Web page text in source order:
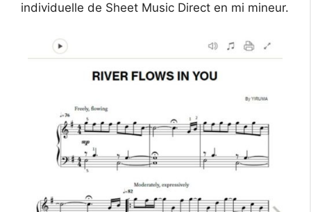
individuelle de Sheet Music Direct en mi mineur.